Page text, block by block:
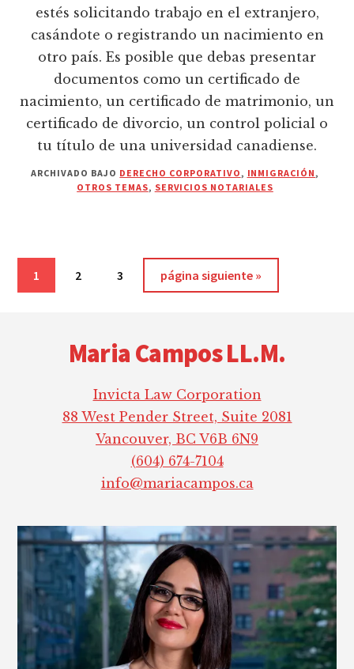
estés solicitando trabajo en el extranjero,
casándote o registrando un nacimiento en
otro país. Es posible que debas presentar
documentos como un certificado de
nacimiento, un certificado de matrimonio, un
certificado de divorcio, un control policial o
tu título de una universidad canadiense.
ARCHIVADO BAJO DERECHO CORPORATIVO, INMIGRACIÓN,
OTROS TEMAS, SERVICIOS NOTARIALES
Página
1 Página
2 Página
3
Ir
a
página siguiente »
Maria Campos LL.M.
Invicta Law Corporation
88 West Pender Street, Suite 2081
Vancouver, BC V6B 6N9
(604) 674-7104
info@mariacampos.ca